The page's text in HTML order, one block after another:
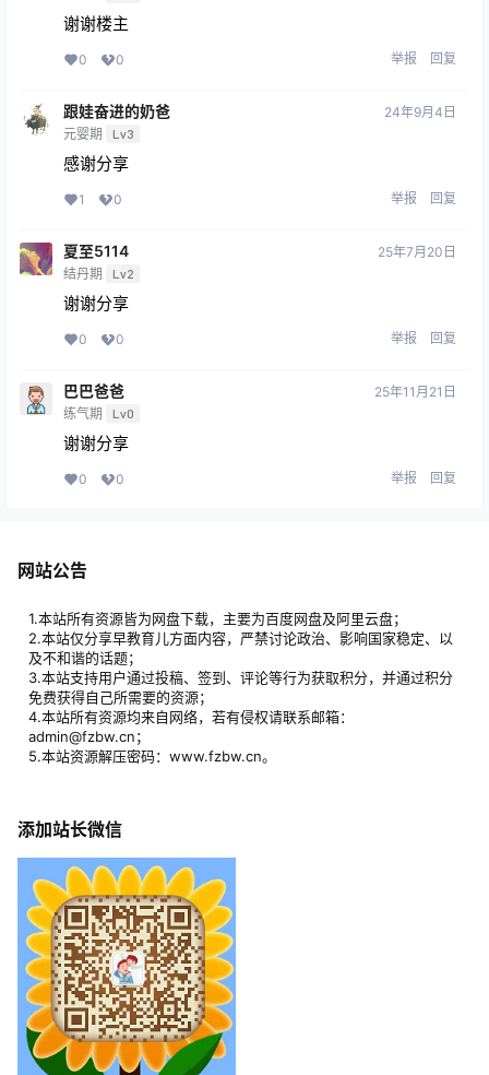
谢谢楼主
0 0 举报 回复
跟娃奋进的奶爸
元婴期 Lv3
24年9月4日
感谢分享
1 0 举报 回复
夏至5114
结丹期 Lv2
25年7月20日
谢谢分享
0 0 举报 回复
巴巴爸爸
练气期 Lv0
25年11月21日
谢谢分享
0 0 举报 回复
网站公告
1.本站所有资源皆为网盘下载，主要为百度网盘及阿里云盘；
2.本站仅分享早教育儿方面内容，严禁讨论政治、影响国家稳定、以
及不和谐的话题；
3.本站支持用户通过投稿、签到、评论等行为获取积分，并通过积分
免费获得自己所需要的资源；
4.本站所有资源均来自网络，若有侵权请联系邮箱：
admin@fzbw.cn；
5.本站资源解压密码：www.fzbw.cn。
添加站长微信